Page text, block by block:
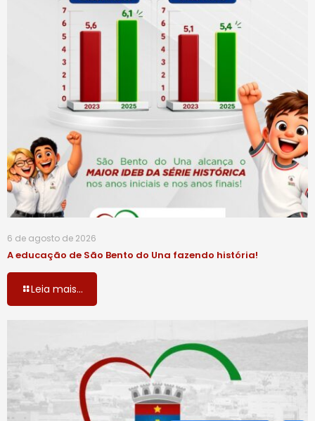
6 de agosto de 2026
A educação de São Bento do Una fazendo história!
Leia mais...